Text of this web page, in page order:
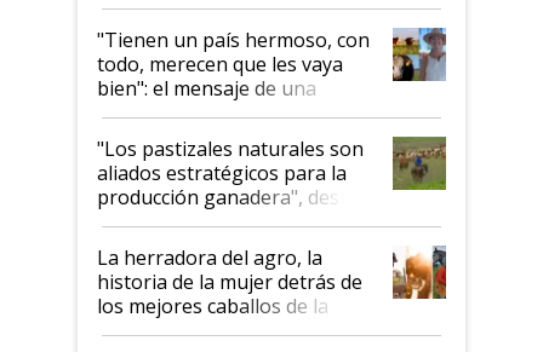
"Tienen un país hermoso, con
todo, merecen que les vaya
bien": el mensaje de una
ganadera uruguaya sobre las
oportunidades que se abren
para el agro en Argentina, con
foco en la carne
"Los pastizales naturales son
aliados estratégicos para la
producción ganadera", destaca
la iniciativa que ya reúne a 46
establecimientos en Argentina
La herradora del agro, la
historia de la mujer detrás de
los mejores caballos de la
Argentina y los mitos que